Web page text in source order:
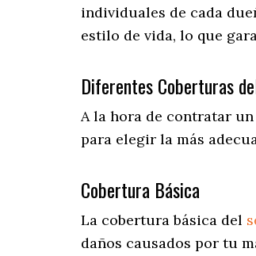
individuales de cada
estilo de vida, lo que
Diferentes Coberturas
A la hora de contratar un
para elegir la más
Cobertura Básica
La cobertura básica del
daños causados por tu